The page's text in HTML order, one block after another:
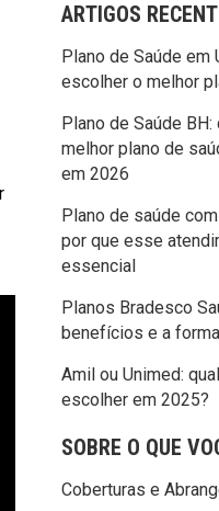
ARTIGOS
Plano de Saúde em
escolher o melhor
Plano de Saúde
melhor plano de
em 2026
Plano de saúde
por que esse
essencial
Planos Bradesco
benefícios e a
Amil ou Unimed:
escolher em 2025?
SOBRE O QUE
Coberturas e